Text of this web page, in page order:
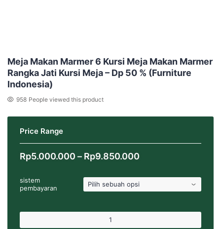
Meja Makan Marmer 6 Kursi Meja Makan Marmer
Rangka Jati Kursi Meja – Dp 50 % (Furniture
Indonesia)
958 People viewed this product
Price Range
Rp5.000.000 – Rp9.850.000
Rp5.000.000
sistem
pembayaran